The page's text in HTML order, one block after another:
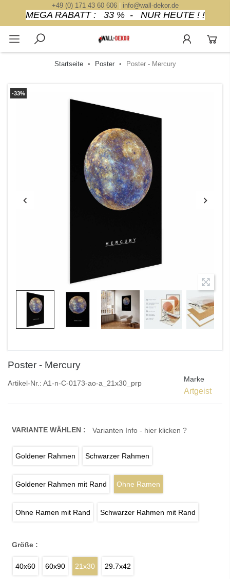
+49 (0) 171 43 60 606| info@wall-dekor.de
MEGA RABATT : 33 % - NUR HEUTE ! !
Startseite Poster Poster - Mercury
-33%
Poster - Mercury
Artikel-Nr.: A1-n-C-0173-ao-a_21x30_prp Marke
Artgeist
VARIANTE WÄHLEN : Varianten Info - hier klicken ?
Goldener Rahmen Schwarzer Rahmen
Goldener Rahmen mit Rand Ohne Ramen
Ohne Ramen mit Rand Schwarzer Rahmen mit Rand
Größe :
40x60 60x90 21x30 29.7x42